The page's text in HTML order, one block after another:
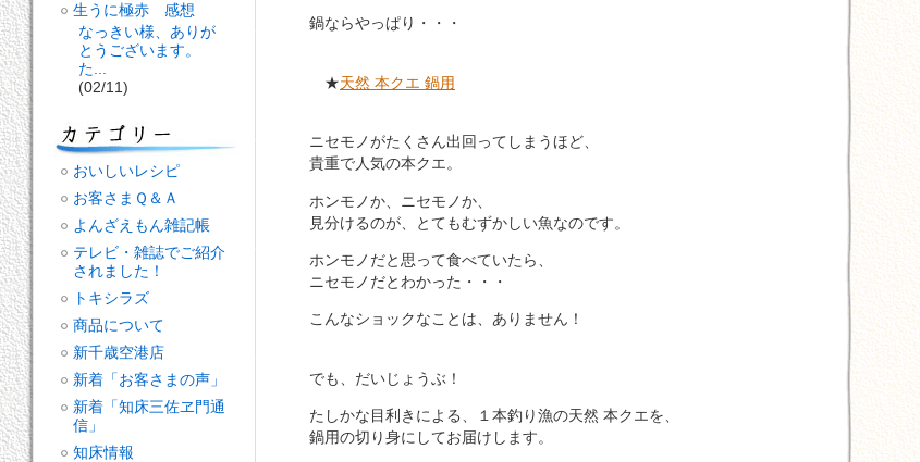
鍋ならやっぱり・・・
★天然 本クエ 鍋用
ニセモノがたくさん出回ってしまうほど、
貴重で人気の本クエ。
ホンモノか、ニセモノか、
見分けるのが、とてもむずかしい魚なのです。
ホンモノだと思って食べていたら、
ニセモノだとわかった・・・
こんなショックなことは、ありません！
でも、だいじょうぶ！
たしかな目利きによる、１本釣り漁の天然 本クエを、
鍋用の切り身にしてお届けします。
生うに極赤 感想
なっきい様、ありが
とうございます。
た...
(02/11)
おいしいレシピ
お客さまＱ＆Ａ
よんざえもん雑記帳
テレビ・雑誌でご紹介
されました！
トキシラズ
商品について
新千歳空港店
新着「お客さまの声」
新着「知床三佐ヱ門通
信」
知床情報